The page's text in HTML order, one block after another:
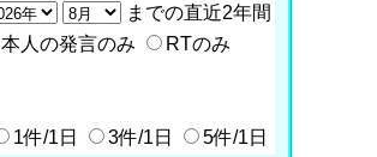
までの直近2年間
本人の発言のみ
RTのみ
1件/1日 3件/1日 5件/1日